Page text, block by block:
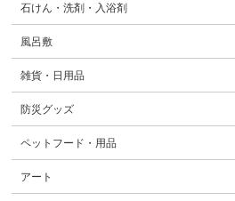
石けん・洗剤・入浴剤
風呂敷
雑貨・日用品
防災グッズ
ペットフード・用品
アート